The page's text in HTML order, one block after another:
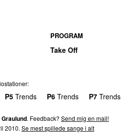
PROGRAM
Take Off
P5 Trends P6 Trends P7 Trends
. Feedback? Send mig en mail!
2010. Se mest spillede sange i alt